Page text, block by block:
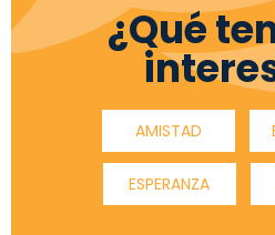
¿Qué
AMISTAD
ESPERANZA